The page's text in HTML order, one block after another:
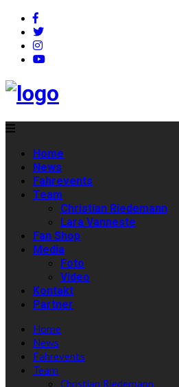
Home
News
Fahrevents
Team
Christian Riedemann
Lara Vanneste
Fan Shop
Media
Foto
Video
Kontakt
Partner
Home
News
Fahrevents
Team
Christian Riedemann